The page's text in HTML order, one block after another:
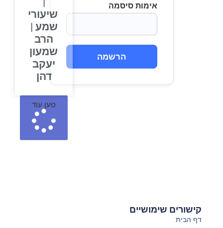
אימות סיסמה
הרשמה
שיעורי
שמע |
הרב
שמעון
יעקב
דהן
טען עוד
קישורים שימושיים
דף הבית